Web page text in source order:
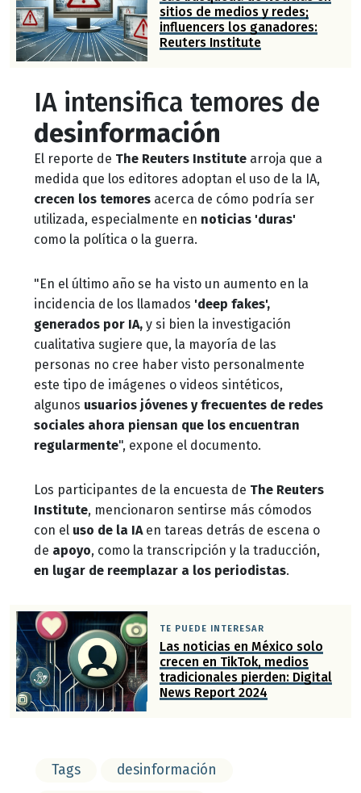
sitios de medios y redes;
influencers los ganadores:
Reuters Institute
IA intensifica temores de
desinformación
El reporte de The Reuters Institute arroja que a
medida que los editores adoptan el uso de la IA,
crecen los temores acerca de cómo podría ser
utilizada, especialmente en noticias 'duras'
como la política o la guerra.
"En el último año se ha visto un aumento en la
incidencia de los llamados 'deep fakes',
generados por IA, y si bien la investigación
cualitativa sugiere que, la mayoría de las
personas no cree haber visto personalmente
este tipo de imágenes o videos sintéticos,
algunos usuarios jóvenes y frecuentes de redes
sociales ahora piensan que los encuentran
regularmente", expone el documento.
Los participantes de la encuesta de The Reuters
Institute, mencionaron sentirse más cómodos
con el uso de la IAen tareas detrás de escena o
de apoyo, como la transcripción y la traducción,
en lugar de reemplazar a los periodistas.
TE PUEDE INTERESAR
Las noticias en México solo
crecen en TikTok, medios
tradicionales pierden: Digital
News Report 2024
Tags
desinformación